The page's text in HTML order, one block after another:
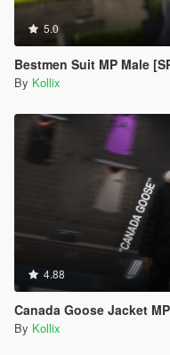
5.0
Bestmen Suit MP Male
By Kollix
4.88
Canada Goose Jacket
By Kollix